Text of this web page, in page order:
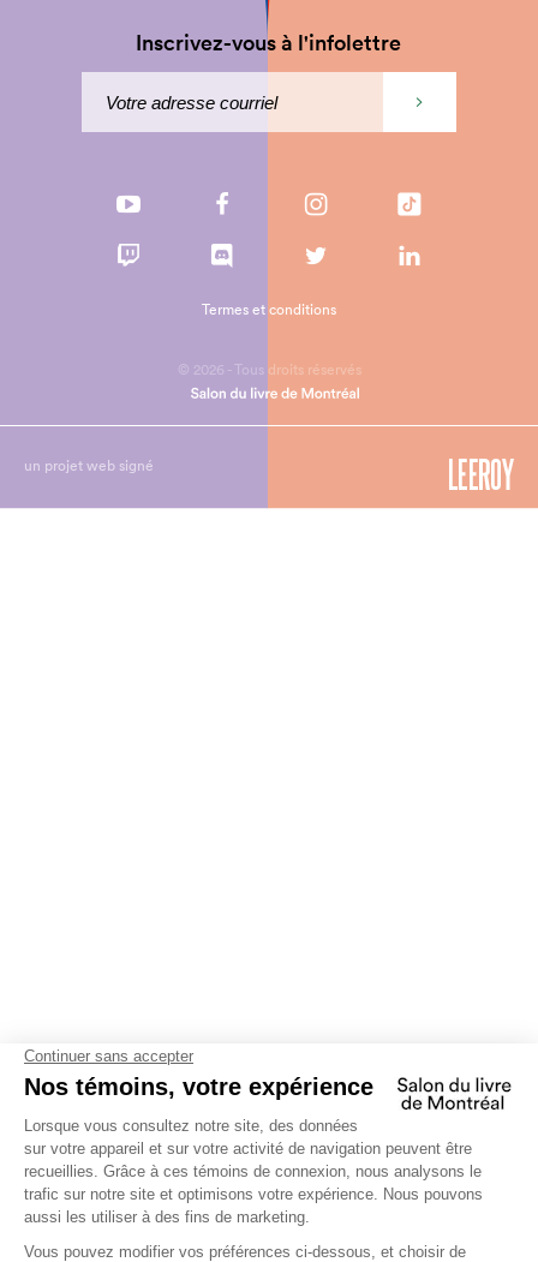
Inscrivez-vous à l'infolettre
© 2026 - Tous droits réservés
Termes et conditions
un projet web signé